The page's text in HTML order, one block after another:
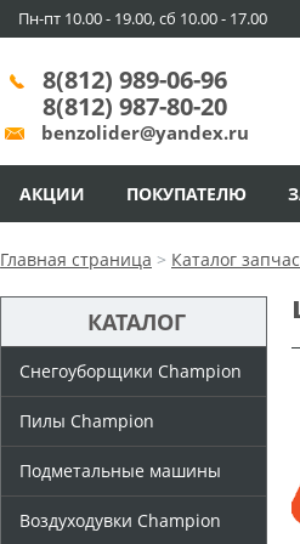
Пн-пт 10.00 - 19.00, сб 10.00 - 17.00
8(812) 989-06-96
8(812) 987-80-20
benzolider@yandex.ru
АКЦИИ ПОКУПАТЕЛЮ
Главная страница > Каталог
КАТАЛОГ
Снегоуборщики Champion
Пилы Champion
Подметальные машины
Воздуходувки Champion